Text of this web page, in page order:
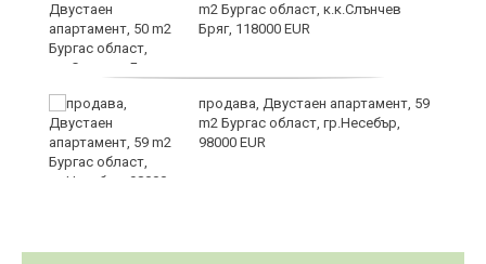
m2 Бургас област, к.к.Слънчев
Бряг, 118000 EUR
продава, Двустаен апартамент, 59
m2 Бургас област, гр.Несебър,
98000 EUR